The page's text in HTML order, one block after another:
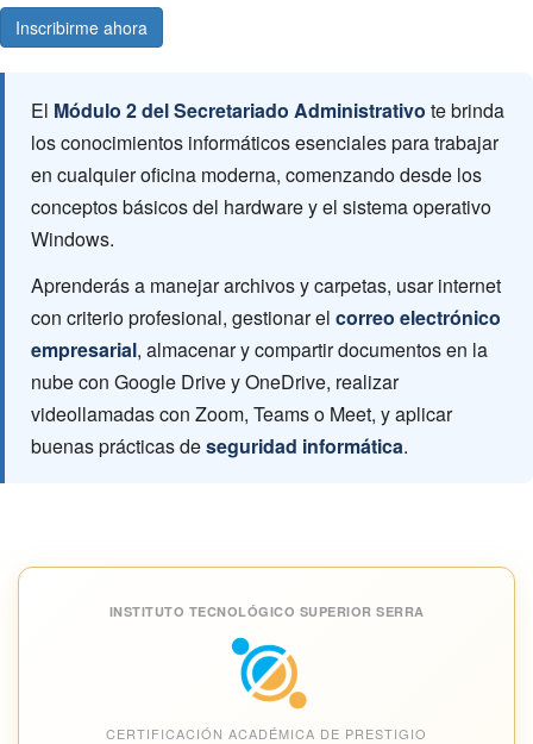
Inscribirme ahora
El Módulo 2 del Secretariado Administrativo te brinda
los conocimientos informáticos esenciales para trabajar
en cualquier oficina moderna, comenzando desde los
conceptos básicos del hardware y el sistema operativo
Windows.
Aprenderás a manejar archivos y carpetas, usar internet
con criterio profesional, gestionar el correo electrónico
empresarial, almacenar y compartir documentos en la
nube con Google Drive y OneDrive, realizar
videollamadas con Zoom, Teams o Meet, y aplicar
buenas prácticas deseguridad informática.
INSTITUTO TECNOLÓGICO SUPERIOR SERRA
CERTIFICACIÓN ACADÉMICA DE PRESTIGIO